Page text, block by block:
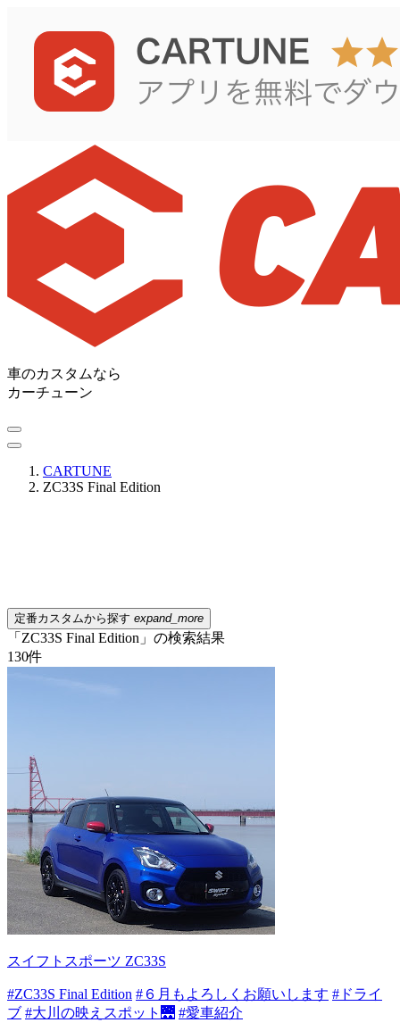
車のカスタムなら
カーチューン
CARTUNE
ZC33S Final Edition
定番カスタムから探す expand_more
「ZC33S Final Edition」の検索結果
130件
スイフトスポーツ ZC33S
#ZC33S Final Edition #６月もよろしくお願いします #ドライ
ブ #大川の映えスポット🌉 #愛車紹介